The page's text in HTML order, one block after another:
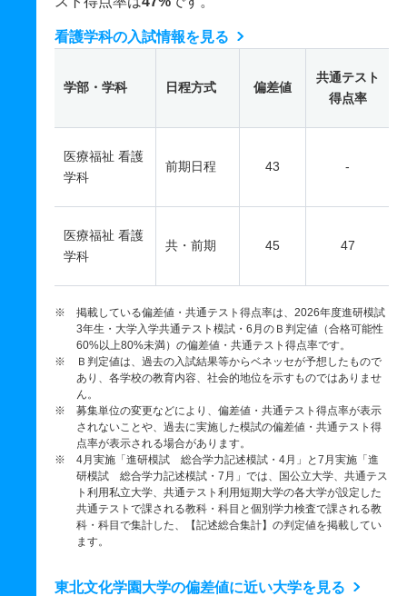
看護学科の入試情報を見る
学部・学科 日程方式 偏差値
共通テスト
得点率
医療福祉 看護
学科
前期日程 43 -
医療福祉 看護
学科
共・前期 45 47
※ 掲載している偏差値・共通テスト得点率は、2026年度進研模試
3年生・大学入学共通テスト模試・6月のＢ判定値（合格可能性
60%以上80%未満）の偏差値・共通テスト得点率です。
※ Ｂ判定値は、過去の入試結果等からベネッセが予想したもので
あり、各学校の教育内容、社会的地位を示すものではありませ
ん。
※ 募集単位の変更などにより、偏差値・共通テスト得点率が表示
されないことや、過去に実施した模試の偏差値・共通テスト得
点率が表示される場合があります。
※ 4月実施「進研模試 総合学力記述模試・4月」と7月実施「進
研模試 総合学力記述模試・7月」では、国公立大学、共通テス
ト利用私立大学、共通テスト利用短期大学の各大学が設定した
共通テストで課される教科・科目と個別学力検査で課される教
科・科目で集計した、【記述総合集計】の判定値を掲載してい
ます。
東北文化学園大学の偏差値に近い大学を見る